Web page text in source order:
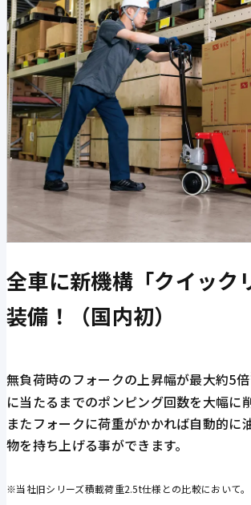
全車に新機構「クイック
装備！（国内初）
無負荷時のフォークの上昇幅が最大約5倍
に当たるまでのポンピング回数を大幅に
またフォークに荷重がかかれば自動的に
物を持ち上げる事ができます。
※当社旧シリーズ積載荷重2.5t仕様との比較において。